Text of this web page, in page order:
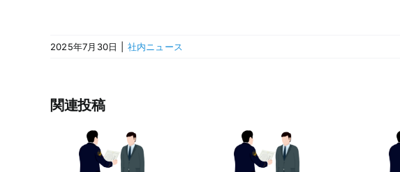
2025年7月30日 社内ニュース
関連投稿